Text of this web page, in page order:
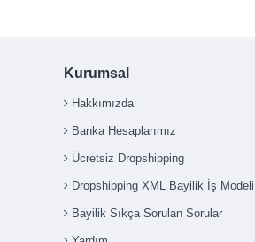
Kurumsal
Hakkımızda
Banka Hesaplarımız
Ücretsiz Dropshipping
Dropshipping XML Bayilik İş Modeli
Bayilik Sıkça Sorulan Sorular